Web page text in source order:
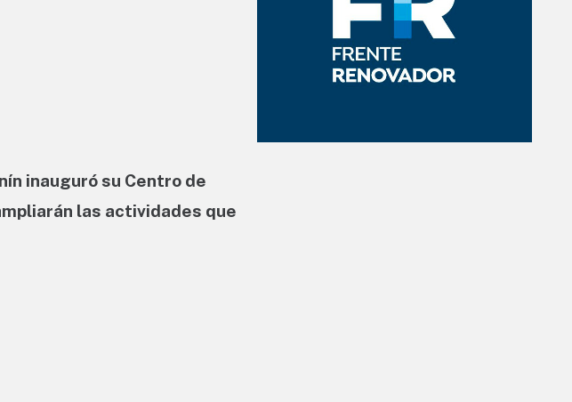
inauguró su Centro de
las actividades que